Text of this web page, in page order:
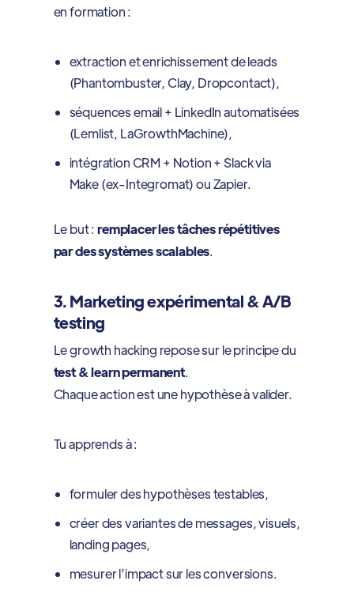
en formation :
extraction et enrichissement de leads
(Phantombuster, Clay, Dropcontact),
séquences email + LinkedIn automatisées
(Lemlist, LaGrowthMachine),
intégration CRM + Notion + Slack via
Make (ex-Integromat) ou Zapier.
Le but :remplacer les tâches répétitives
par des systèmes scalables.
3. Marketing expérimental & A/B
testing
Le growth hacking repose sur le principe du
test & learn permanent.
Chaque action est une hypothèse à valider.
Tu apprends à :
formuler des hypothèses testables,
créer des variantes de messages, visuels,
landing pages,
mesurer l’impact sur les conversions.